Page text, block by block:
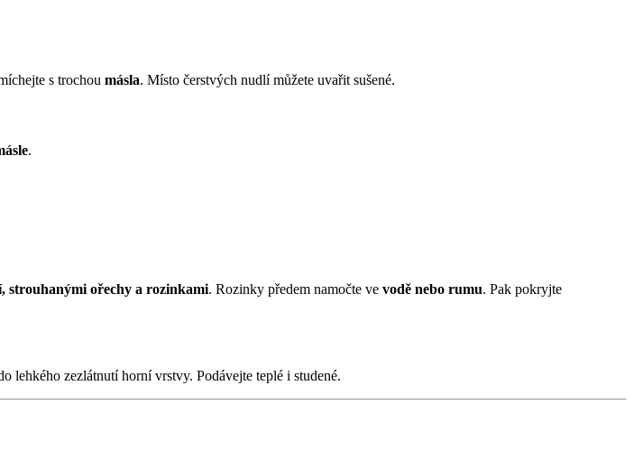
s trochou másla. Místo čerstvých nudlí můžete uvařit sušené.
.
strouhanými ořechy a rozinkami. Rozinky předem namočte ve vodě nebo rumu. Pak pokryjte
lehkého zezlátnutí horní vrstvy. Podávejte teplé i studené.